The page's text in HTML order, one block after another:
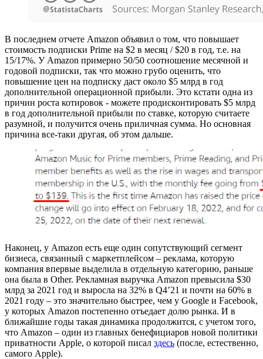
В последнем отчете Amazon объявил о том, что повышает
стоимость подписки Prime на $2 в месяц / $20 в год, т.е. на
15/17%. У Amazon примерно 50/50 соотношение месячной и
годовой подписки, так что можно грубо оценить, что
повышение цен на подписку даст около $5 млрд в год
дополнительной операционной прибыли. Это кстати одна из
причин роста котировок - можете продисконтировать $5 млрд
в год дополнительной прибыли по ставке, которую считаете
разумной, и получится очень приличная сумма. Но основная
причина все-таки другая, об этом дальше.
Наконец, у Amazon есть еще один сопутствующий сегмент
бизнеса, связанный с маркетплейсом – реклама, которую
компания впервые выделила в отдельную категорию, раньше
она была в Other. Рекламная выручка Amazon превысила $30
млрд за 2021 год и выросла на 32% в Q4’21 и почти на 60% в
2021 году – это значительно быстрее, чем у Google и Facebook,
у которых Amazon постепенно отъедает долю рынка. И в
ближайшие годы такая динамика продолжится, с учетом того,
что Amazon – один из главных бенефициаров новой политики
приватности Apple, о которой писал здесь (после, естественно,
самого Apple).